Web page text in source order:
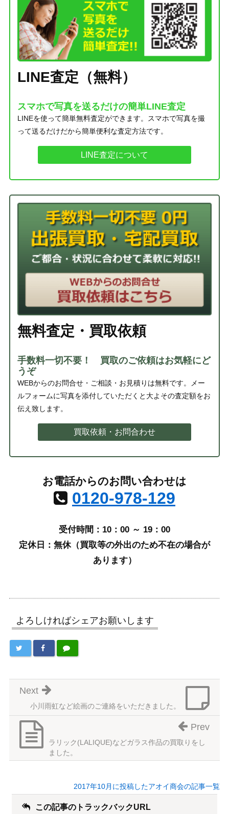
LINE査定（無料）
スマホで写真を送るだけの簡単LINE査定
LINEを使って簡単無料査定ができます。スマホで写真を撮
って送るだけだから簡単便利な査定方法です。
LINE査定について
無料査定・買取依頼
手数料一切不要！ 買取のご依頼はお気軽にど
うぞ
WEBからのお問合せ・ご相談・お見積りは無料です。メー
ルフォームに写真を添付していただくと大よその査定額をお
伝え致します。
買取依頼・お問合わせ
お電話からのお問い合わせは
0120-978-129
受付時間：10：00 ～ 19：00
定休日：無休（買取等の外出のため不在の場合が
あります）
よろしければシェアお願いします
小川雨虹など絵画のご連絡をいただきました。
Next
ラリック(LALIQUE)などガラス作品の買取りをし
ました。
Prev
2017年10月に投稿したアオイ商会の記事一覧
この記事のトラックバックURL